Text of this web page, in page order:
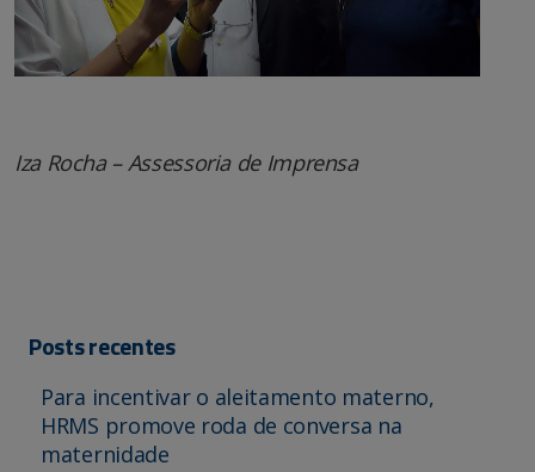
Iza Rocha – Assessoria de Imprensa
Posts recentes
Para incentivar o aleitamento materno,
HRMS promove roda de conversa na
maternidade